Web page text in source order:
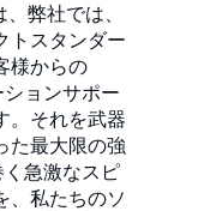
弊社では、
トスタンダー
様からの
ョンサポー
。それを武器
た最大限の強
く急激なスピ
、私たちのソ